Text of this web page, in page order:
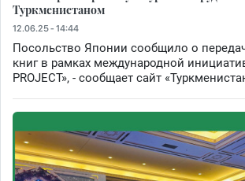
Туркменистаном
12.06.25 - 14:44
Посольство Японии сообщило о
книг в рамках международной
PROJECT», - сообщает сайт